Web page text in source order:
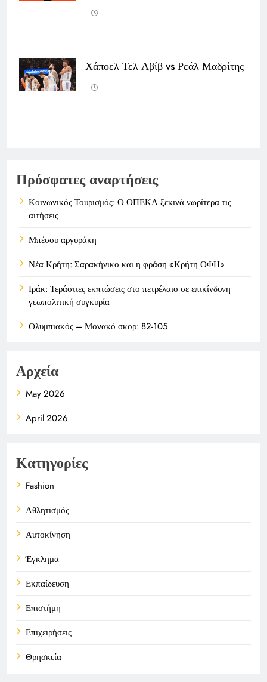
Χάποελ Τελ Αβίβ vs Ρεάλ Μαδρίτης
Πρόσφατες αναρτήσεις
Κοινωνικός Τουρισμός: Ο ΟΠΕΚΑ ξεκινά νωρίτερα τις
αιτήσεις
Μπέσσυ αργυράκη
Νέα Κρήτη: Σαρακήνικο και η φράση «Κρήτη ΟΦΗ»
Ιράκ: Τεράστιες εκπτώσεις στο πετρέλαιο σε επικίνδυνη
γεωπολιτική συγκυρία
Ολυμπιακός – Μονακό σκορ: 82-105
Αρχεία
May 2026
April 2026
Κατηγορίες
Fashion
Αθλητισμός
Αυτοκίνηση
Έγκλημα
Εκπαίδευση
Επιστήμη
Επιχειρήσεις
Θρησκεία